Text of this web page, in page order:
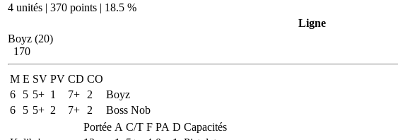
4 unités | 370 points | 18.5 %
Ligne
Boyz (20)
170
M E SV PV CD CO
6
5 5+ 1 7+ 2
Boyz
6
5 5+ 2 7+ 2
Boss Nob
Portée A C/T F PA D Capacités